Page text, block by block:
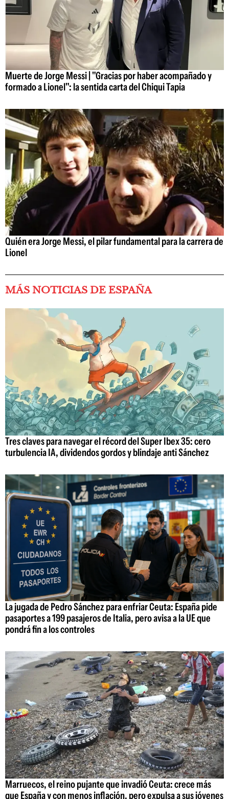
Muerte de Jorge Messi | "Gracias por haber acompañado y
formado a Lionel": la sentida carta del Chiqui Tapia
Quién era Jorge Messi, el pilar fundamental para la carrera de
Lionel
MÁS NOTICIAS DE ESPAÑA
Tres claves para navegar el récord del Super Ibex 35: cero
turbulencia IA, dividendos gordos y blindaje anti Sánchez
La jugada de Pedro Sánchez para enfriar Ceuta: España pide
pasaportes a 199 pasajeros de Italia, pero avisa a la UE que
pondrá fin a los controles
Marruecos, el reino pujante que invadió Ceuta: crece más
que España y con menos inflación, pero expulsa a sus jóvenes